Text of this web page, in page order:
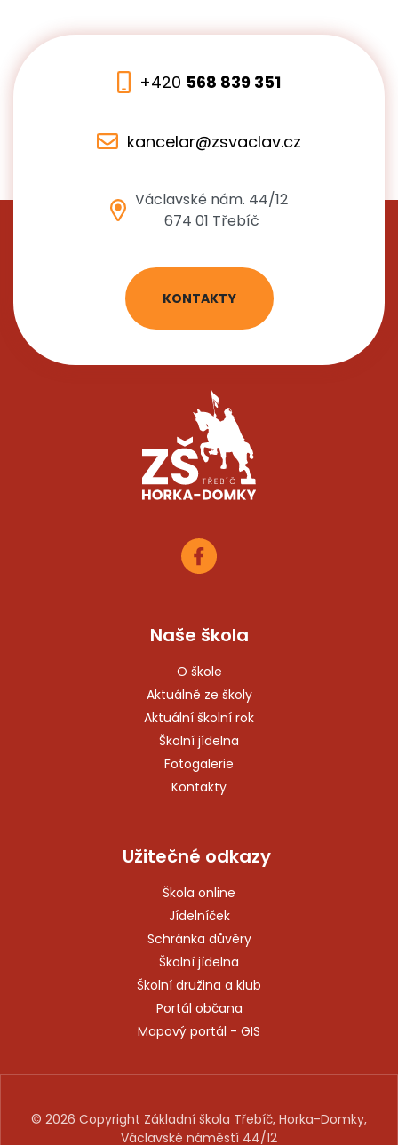
+420 568 839 351
kancelar@zsvaclav.cz
Václavské nám. 44/12
674 01 Třebíč
KONTAKTY
Naše škola
O škole
Aktuálně ze školy
Aktuální školní rok
Školní jídelna
Fotogalerie
Kontakty
Užitečné odkazy
Škola online
Jídelníček
Schránka důvěry
Školní jídelna
Školní družina a klub
Portál občana
Mapový portál - GIS
© 2026 Copyright Základní škola Třebíč, Horka-Domky,
Václavské náměstí 44/12